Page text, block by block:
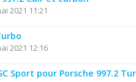
2021 11:21
2021 12:16
Sport pour Porsche 997.2